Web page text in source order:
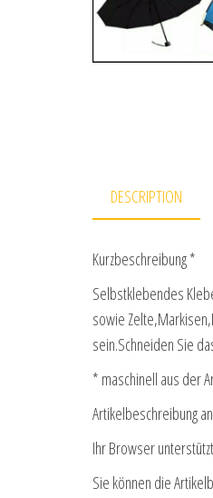
DESCRIPTION
Kurzbeschreibung *
Selbstklebendes
sowie
sein.Schneiden Sie
* maschinell aus der
Artikelbeschreibung
Ihr Browser
Sie können die